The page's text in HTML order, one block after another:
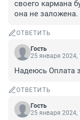
своего кармана
она не заложена.
ОТВЕТИТЬ
Гость
25 января 2024,
Надеюсь Оплата
ОТВЕТИТЬ
Гость
25 января 2024,